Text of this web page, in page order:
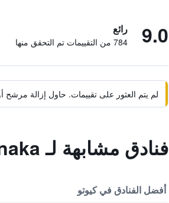
9.0 رائع
784 من التقييمات تم التحقق منها
لم يتم العثور على تقييمات. حاول إزالة
فنادق مشابهة لـ Gion Hatanaka
أفضل الفنادق في كيوتو